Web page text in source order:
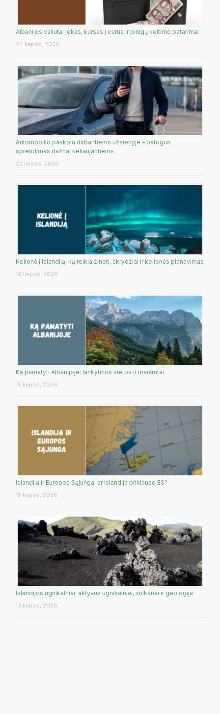
Albanijos valiuta: lekas, kursas į eurus ir pinigų keitimo patarimai
24 liepos, 2026
Automobilio paskola dirbantiems užsienyje – patogus
sprendimas dažnai keliaujantiems
22 liepos, 2026
Kelionė į Islandiją: ką reikia žinoti, skrydžiai ir kelionės planavimas
16 liepos, 2026
Ką pamatyti Albanijoje: lankytinos vietos ir maršrutai
15 liepos, 2026
Islandija ir Europos Sąjunga: ar Islandija priklauso ES?
15 liepos, 2026
Islandijos ugnikalniai: aktyvūs ugnikalniai, vulkanai ir geologija
13 liepos, 2026